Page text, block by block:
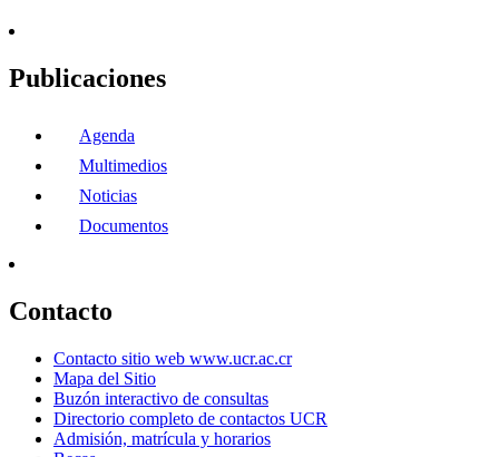
Publicaciones
Agenda
Multimedios
Noticias
Documentos
Contacto
Contacto sitio web www.ucr.ac.cr
Mapa del Sitio
Buzón interactivo de consultas
Directorio completo de contactos UCR
Admisión, matrícula y horarios